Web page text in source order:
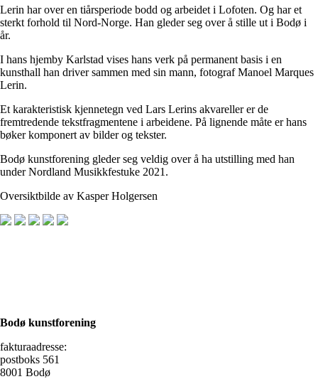
Lerin har over en tiårsperiode bodd og arbeidet i Lofoten. Og har et
sterkt forhold til Nord-Norge. Han gleder seg over å stille ut i Bodø i
år.
I hans hjemby Karlstad vises hans verk på permanent basis i en
kunsthall han driver sammen med sin mann, fotograf Manoel Marques
Lerin.
Et karakteristisk kjennetegn ved Lars Lerins akvareller er de
fremtredende tekstfragmentene i arbeidene. På lignende måte er hans
bøker komponert av bilder og tekster.
Bodø kunstforening gleder seg veldig over å ha utstilling med han
under Nordland Musikkfestuke 2021.
Oversiktbilde av Kasper Holgersen
Bodø kunstforening
fakturaadresse:
postboks 561
8001 Bodø